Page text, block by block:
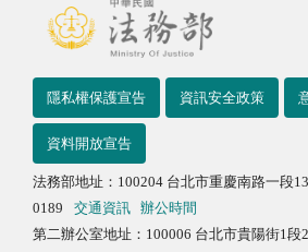
隱私權保護宣告 資訊安全政策
資料開放宣告
法務部地址：100204 台北市重慶南路一段
0189
交通資訊
辦公時間
第二辦公室地址：100006 台北市貴陽街1